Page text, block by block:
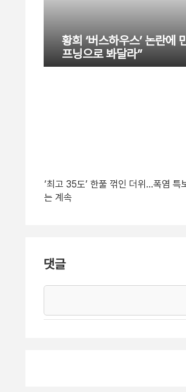
황희 ‘버스하우스’ 논란에
프닝으로 봐달라”
‘최고 35도’ 한풀 꺾인 더위…폭염 특
는 계속
댓글